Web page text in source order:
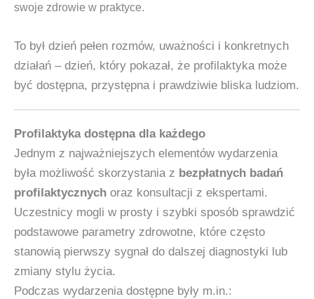
swoje zdrowie w praktyce.
To był dzień pełen rozmów, uważności i konkretnych
działań – dzień, który pokazał, że profilaktyka może
być dostępna, przystępna i prawdziwie bliska ludziom.
Profilaktyka dostępna dla każdego
Jednym z najważniejszych elementów wydarzenia
była możliwość skorzystania z bezpłatnych badań
profilaktycznych oraz konsultacji z ekspertami.
Uczestnicy mogli w prosty i szybki sposób sprawdzić
podstawowe parametry zdrowotne, które często
stanowią pierwszy sygnał do dalszej diagnostyki lub
zmiany stylu życia.
Podczas wydarzenia dostępne były m.in.: